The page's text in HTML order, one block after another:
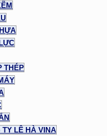
THÉP
LÊ HÀ VINA